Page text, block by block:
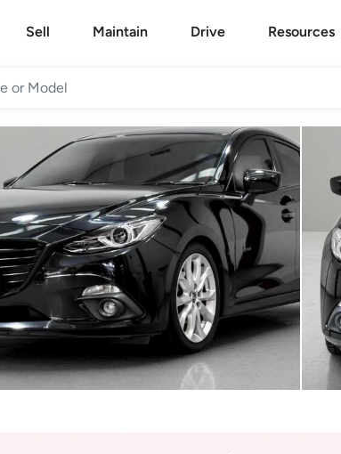
Sell Maintain Drive Resources